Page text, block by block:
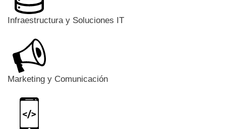
Infraestructura y Soluciones IT
Marketing y Comunicación